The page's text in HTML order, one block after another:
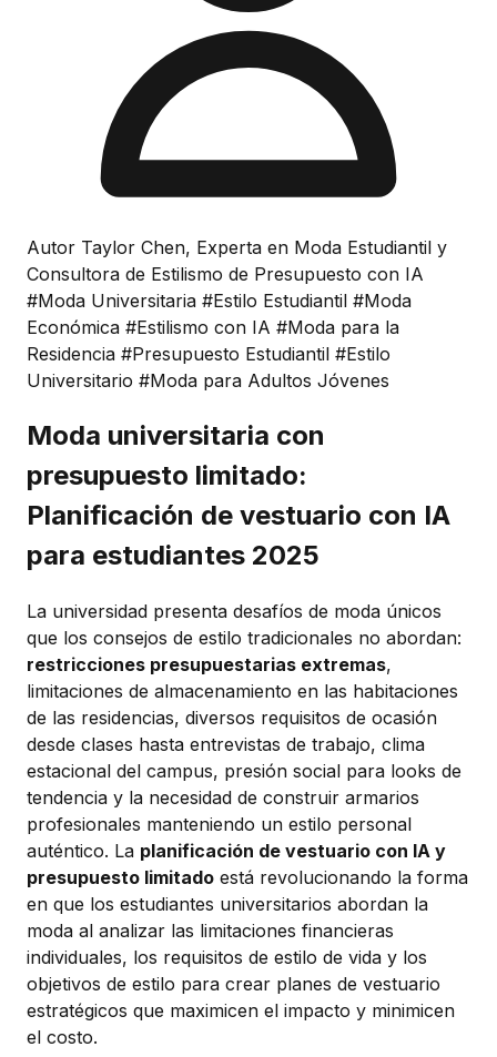
Autor Taylor Chen, Experta en Moda Estudiantil y
Consultora de Estilismo de Presupuesto con IA
#Moda Universitaria #Estilo Estudiantil #Moda
Económica #Estilismo con IA #Moda para la
Residencia #Presupuesto Estudiantil #Estilo
Universitario #Moda para Adultos Jóvenes
Moda universitaria con
presupuesto limitado:
Planificación de vestuario con IA
para estudiantes 2025
La universidad presenta desafíos de moda únicos
que los consejos de estilo tradicionales no abordan:
restricciones presupuestarias extremas,
limitaciones de almacenamiento en las habitaciones
de las residencias, diversos requisitos de ocasión
desde clases hasta entrevistas de trabajo, clima
estacional del campus, presión social para looks de
tendencia y la necesidad de construir armarios
profesionales manteniendo un estilo personal
auténtico. La planificación de vestuario con IA y
presupuesto limitado está revolucionando la forma
en que los estudiantes universitarios abordan la
moda al analizar las limitaciones financieras
individuales, los requisitos de estilo de vida y los
objetivos de estilo para crear planes de vestuario
estratégicos que maximicen el impacto y minimicen
el costo.